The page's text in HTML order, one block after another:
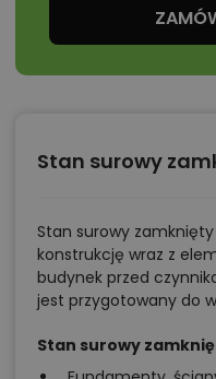
Stan surowy
Stan surowy
konstrukcję wraz z
budynek przed
jest przygotowany do
Stan surowy